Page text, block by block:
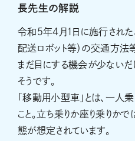
長先生の解説
令和5年4月1日に施行された
配送ロボット等）の交通方法
まだ目にする機会が少ないだ
そうです。
「移動用小型車」とは、一人
こと。立ち乗りか座り乗りか
態が想定されています。